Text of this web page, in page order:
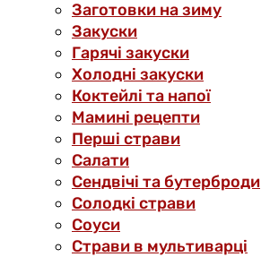
Заготовки на зиму
Закуски
Гарячі закуски
Холодні закуски
Коктейлі та напої
Мамині рецепти
Перші страви
Салати
Сендвічі та бутерброди
Солодкі страви
Соуси
Страви в мультиварці